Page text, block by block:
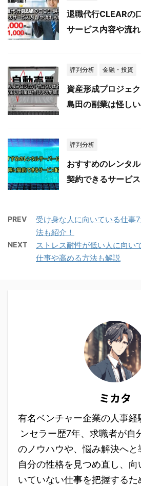
退職代行CLEARの
サービス内容や流
評判分析 金融・投資
資産形成プロジェ
島田の副業は怪し
評判分析
おすすめのレンタ
契約できるサービ
PREV
受け身な人に向いている仕事
法も紹介！
NEXT
ストレス耐性が低い人に向い
仕事や高める方法も解説
ミカタ
有名ベンチャー企業の人事経
ンセラー歴7年、求職者が自
のノウハウや、悩み解決へと
自分の性格を見つめ直し、向
いていない仕事を把握する